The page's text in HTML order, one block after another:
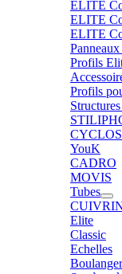
ELITE
ELITE
ELITE
Profils
Profils
CYCLOS
YouK
CADRO
MOVIS
Tubes
Elite
Classic
Echelles